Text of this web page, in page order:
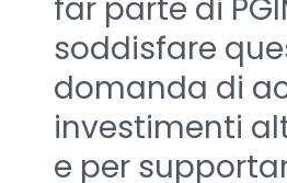
far parte di
soddisfare
domanda di
investimenti
e per